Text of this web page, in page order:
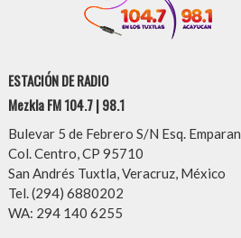
ESTACIÓN DE RADIO
Mezkla FM 104.7 | 98.1
Bulevar 5 de Febrero S/N Esq. Emparan
Col. Centro, CP 95710
San Andrés Tuxtla, Veracruz, México
Tel. (294) 6880202
WA: 294 140 6255